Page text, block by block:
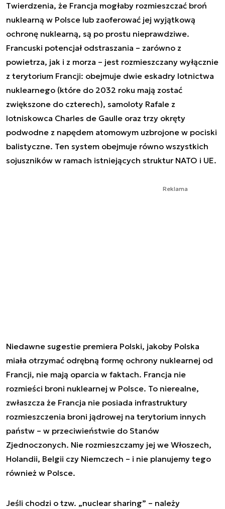
Twierdzenia, że Francja mogłaby rozmieszczać broń
nuklearną w Polsce lub zaoferować jej wyjątkową
ochronę nuklearną, są po prostu nieprawdziwe.
Francuski potencjał odstraszania – zarówno z
powietrza, jak i z morza – jest rozmieszczany wyłącznie
z terytorium Francji: obejmuje dwie eskadry lotnictwa
nuklearnego (które do 2032 roku mają zostać
zwiększone do czterech), samoloty Rafale z
lotniskowca Charles de Gaulle oraz trzy okręty
podwodne z napędem atomowym uzbrojone w pociski
balistyczne. Ten system obejmuje równo wszystkich
sojuszników w ramach istniejących struktur NATO i UE.
Reklama
Niedawne sugestie premiera Polski, jakoby Polska
miała otrzymać odrębną formę ochrony nuklearnej od
Francji, nie mają oparcia w faktach. Francja nie
rozmieści broni nuklearnej w Polsce. To nierealne,
zwłaszcza że Francja nie posiada infrastruktury
rozmieszczenia broni jądrowej na terytorium innych
państw – w przeciwieństwie do Stanów
Zjednoczonych. Nie rozmieszczamy jej we Włoszech,
Holandii, Belgii czy Niemczech – i nie planujemy tego
również w Polsce.
Jeśli chodzi o tzw. „nuclear sharing” – należy